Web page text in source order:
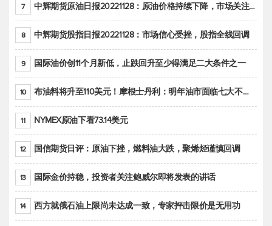
7 中辉期货原油日报20221128：原油价格持续下降，市场关注OPEC+新一轮产能政策
8 中辉期货股指日报20221128：市场信心受挫，股指全线回调
9 国际油价创11个月新低，止跌回升至少得满足二大条件之一
10 布油料将升至110美元！摩根士丹利：明年油市面临七大不确定性
11 NYMEX原油下看73.14美元
12 国信期货日评：原油下挫，燃料油大跌，聚烯烃谨慎回调
13 国际金价持稳，投资者关注鲍威尔即将发表的讲话
14 西方就俄石油上限尚未达成一致，专家抨击限价是无用功